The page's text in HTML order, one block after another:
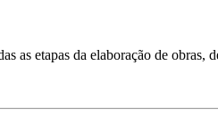
as etapas da elaboração de obras,